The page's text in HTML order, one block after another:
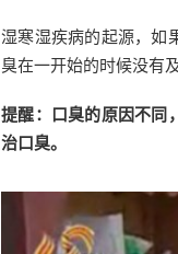
湿寒湿疾病的起源，如
臭在一开始的时候没有
提醒：口臭的原因不同
治口臭。